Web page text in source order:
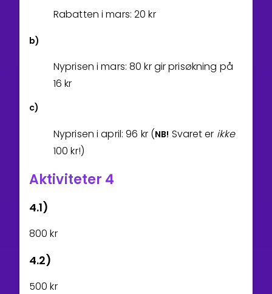
Rabatten i mars:20 kr
b)
Nyprisen i mars:80 kr gir prisøkning på
16 kr
c)
Nyprisen i april:96 kr (NB! Svaret er ikke
100 kr!)
Aktiviteter 4
4.1)
800 kr
4.2)
500 kr